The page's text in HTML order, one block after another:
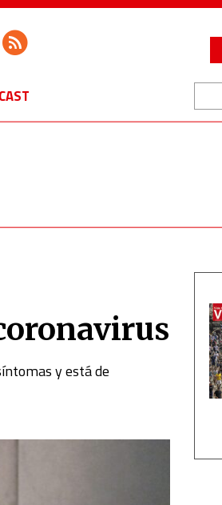
y está de